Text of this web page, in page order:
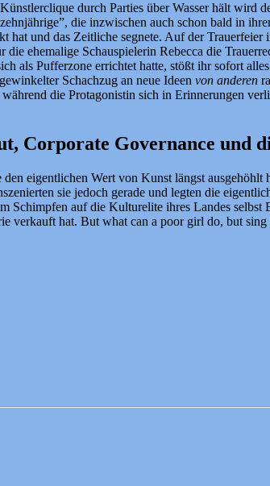
durch Parties über Wasser hält wird
die inzwischen auch schon bald in
hat und das Zeitliche segnete. Auf der
ehemalige Schauspielerin Rebecca die
als Pufferzone errichtet hatte, stößt ihr sofort
Schachzug an neue Ideen von anderen
die Protagonistin sich in Erinnerungen
Corporate Governance und
eigentlichen Wert von Kunst längst
sie jedoch gerade und legten die
auf die Kulturelite ihres Landes selbst
verkauft hat. But what can a poor girl do, but